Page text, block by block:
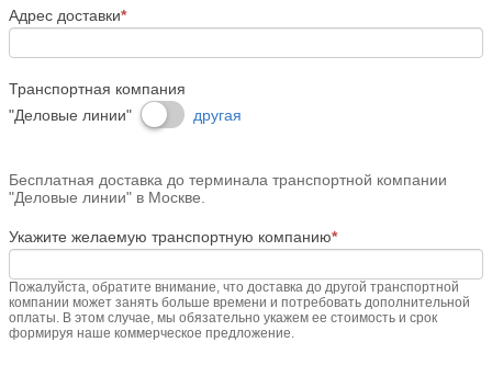
Адрес доставки*
Транспортная компания
"Деловые линии"
другая
Бесплатная доставка до терминала транспортной компании
"Деловые линии" в Москве.
Укажите желаемую транспортную компанию*
Пожалуйста, обратите внимание, что доставка до другой транспортной
компании может занять больше времени и потребовать дополнительной
оплаты. В этом случае, мы обязательно укажем ее стоимость и срок
формируя наше коммерческое предложение.